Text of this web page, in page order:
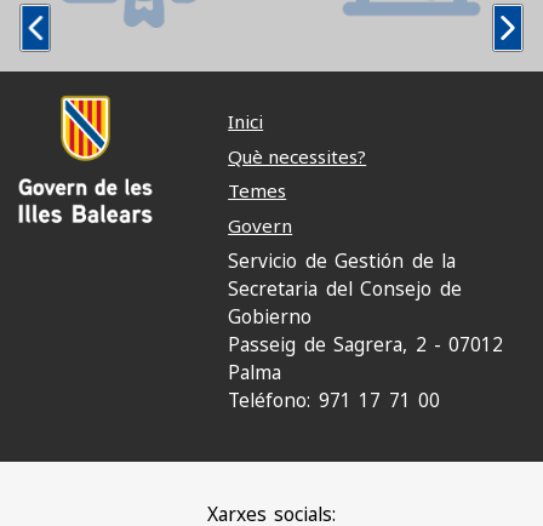
Inici
Què necessites?
Temes
Govern
Servicio de Gestión de la
Secretaria del Consejo de
Gobierno
Passeig de Sagrera, 2 - 07012
Palma
Teléfono: 971 17 71 00
Xarxes socials: